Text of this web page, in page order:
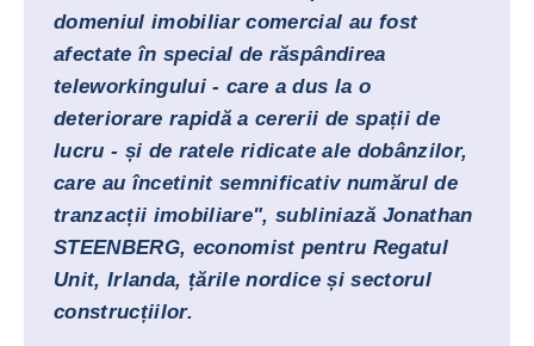
domeniul imobiliar comercial au fost
afectate în special de răspândirea
teleworkingului - care a dus la o
deteriorare rapidă a cererii de spații de
lucru - și de ratele ridicate ale dobânzilor,
care au încetinit semnificativ numărul de
tranzacții imobiliare", subliniază Jonathan
STEENBERG, economist pentru Regatul
Unit, Irlanda, țările nordice și sectorul
construcțiilor.